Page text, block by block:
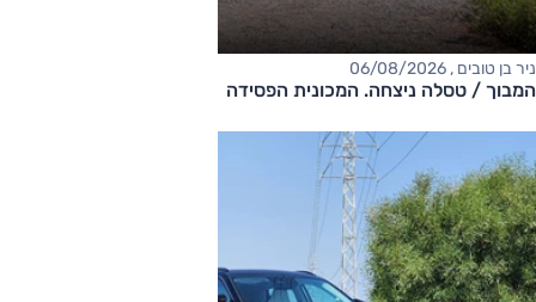
ניר בן טובים , 06/08/2026
המבוך / טסלה ניצחה. המכונית הפסידה